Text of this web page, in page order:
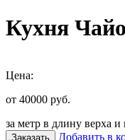
Кухня
Цена:
от 40000 руб.
за метр в длину верха и
Заказать Добавить в